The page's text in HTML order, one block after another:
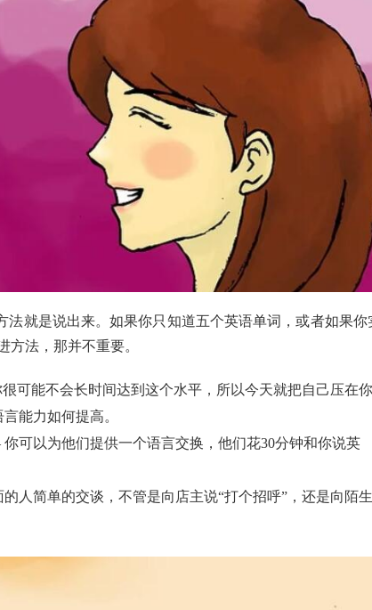
法就是说出来。如果你只知道五个英语单词，或者如果你
方法，那并不重要。
可能不会长时间达到这个水平，所以今天就把自己压在你
能力如何提高。
可以为他们提供一个语言交换，他们花30分钟和你说英
人简单的交谈，不管是向店主说“打个招呼”，还是向陌生